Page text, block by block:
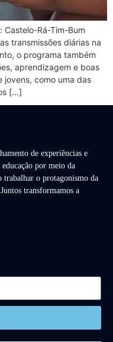
Rá-Tim-Bum
transmissões diárias na
o programa também
aprendizagem e boas
jovens, como uma das
[…]
de experiências e
por meio da
trabalhar o protagonismo da
transformamos a